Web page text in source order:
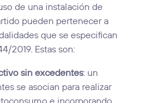
de una instalación de
pueden pertenecer a
que se especifican
2019. Estas son:
sin excedentes: un
se asocian para realizar